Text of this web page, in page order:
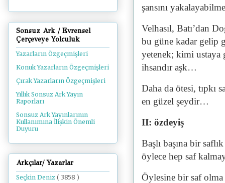
şansını
Velhasıl, Batı’dan
bu güne kadar gelip
yetenek; kimi ustaya
ihsandır aşk…
Daha da ötesi, tıpkı
en güzel şeydir…
II: özdeyiş
Başlı başına bir
öylece hep saf
Öylesine bir saf
Sonsuz Ark / Evrensel
Çerçeveye Yolculuk
Yazarların Özgeçmişleri
Konuk Yazarların Özgeçmişleri
Çırak Yazarların Özgeçmişleri
Yıllık Sonsuz Ark Yayın
Raporları
Sonsuz Ark Yayınlarının
Kullanımına İlişkin Önemli
Duyuru
Arkçılar/ Yazarlar
Seçkin Deniz ( 3858 )